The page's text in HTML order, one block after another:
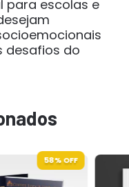
para escolas e
desafios do
58% OFF